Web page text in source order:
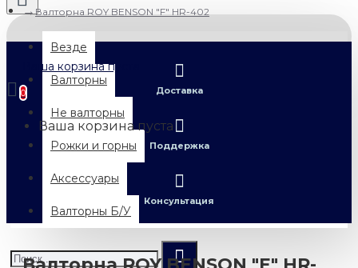
Везде
Валторны
Не валторны
Рожки и горны
Аксессуары
Валторны Б/У
Ваша корзина пуста
0
Ваша корзина пуста
Валторна ROY BENSON "F" HR-402
Доставка
Поддержка
Консультация